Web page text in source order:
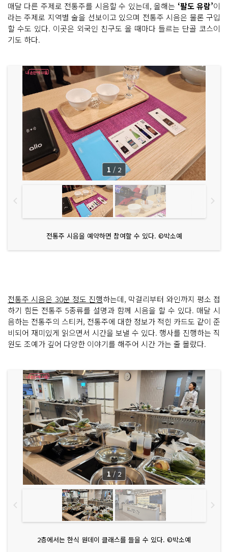
매달 다른 주제로 전통주를 시음할 수 있는데, 올해는 ‘팔도 유람’이
라는 주제로 지역별 술을 선보이고 있으며 전통주 시음은 물론 구입
할 수도 있다. 이곳은 외국인 친구도 올 때마다 들르는 단골 코스이
기도 하다.
전통주 시음을 예약하면 참여할 수 있다. ©박소예
1 / 2
전통주 시음은 30분 정도 진행하는데, 막걸리부터 와인까지 평소 접
하기 힘든 전통주 5종류를 설명과 함께 시음을 할 수 있다. 매달 시
음하는 전통주의 스티커, 전통주에 대한 정보가 적힌 카드도 같이 준
비되어 재미있게 읽으면서 시간을 보낼 수 있다. 행사를 진행하는 직
원도 조예가 깊어 다양한 이야기를 해주어 시간 가는 줄 몰랐다.
2층에서는 한식 원데이 클래스를 들을 수 있다. ©박소예
1 / 2